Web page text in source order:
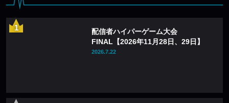
配信者ハイパーゲーム大会
FINAL【2026年11月28日、29日】
2026.7.22